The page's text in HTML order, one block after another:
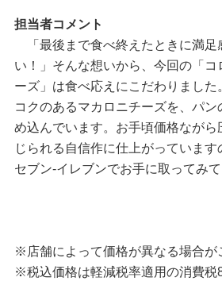
担当者コメント
「最後まで食べ終えたときに満足
い！」そんな想いから、今回の「コ
ーズ」は食べ応えにこだわりまし
コクのあるマカロニチーズを、パ
め込んでいます。お手頃価格ながら
じられる自信作に仕上がっていま
セブン‐イレブンでお手に取ってみて
※店舗によって価格が異なる場合が
※税込価格は軽減税率適用の消費税